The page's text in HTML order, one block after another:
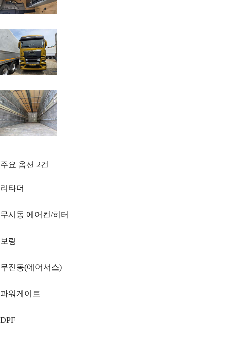
주요 옵션 2건
리타더
무시동 에어컨/히터
보링
무진동(에어서스)
파워게이트
DPF